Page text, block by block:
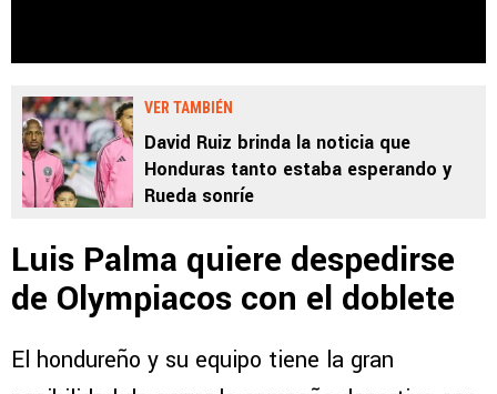
VER TAMBIÉN
David Ruiz brinda la noticia que
Honduras tanto estaba esperando y
Rueda sonríe
Luis Palma quiere despedirse
de Olympiacos con el doblete
El hondureño y su equipo tiene la gran